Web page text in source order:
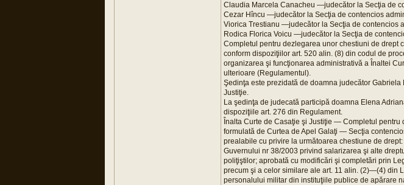
Claudia Marcela Canacheu —judecător la Secţia de
Cezar Hîncu —judecător la Secţia de contencios
Viorica Trestianu —judecător la Secţia de contencios
Rodica Florica Voicu —judecător la Secţia de
Completul pentru dezlegarea unor chestiuni de drept
conform dispoziţiilor art. 520 alin. (8) din codul de
organizarea şi funcţionarea administrativă a Înaltei
ulterioare (Regulamentul).
Şedinţa este prezidată de doamna judecător
Justiţie.
La şedinţa de judecată participă doamna Elena
dispoziţiile art. 276 din Regulament.
Înalta Curte de Casaţie şi Justiţie — Completul
formulată de Curtea de Apel Galaţi — Secţia
prealabile cu privire la următoarea chestiune de
Guvernului nr 38/2003 privind salarizarea şi alte
poliţiştilor; aprobată cu modificări şi completări prin
precum şi a celor similare ale art. 11 alin. (2)—(4) din
personalului militar din instituţiile publice de apărare